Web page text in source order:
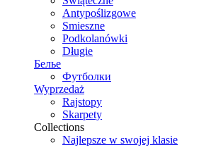
Antypoślizgowe
Smieszne
Podkolanówki
Długie
Белье
Футболки
Wyprzedaż
Rajstopy
Skarpety
Collections
Najlepsze w swojej klasie